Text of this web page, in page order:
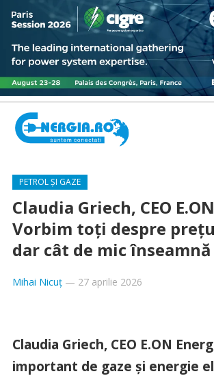
PETROL ȘI GAZE
Claudia Griech, CEO
Vorbim toți despre
dar cât de mic
Mihai Nicuț— 27 aprilie 2026
Claudia Griech, CEO E.ON
important de gaze și energie